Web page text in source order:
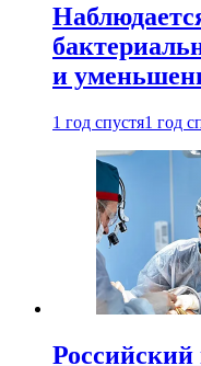
и
1 год спустя1 год
Российский